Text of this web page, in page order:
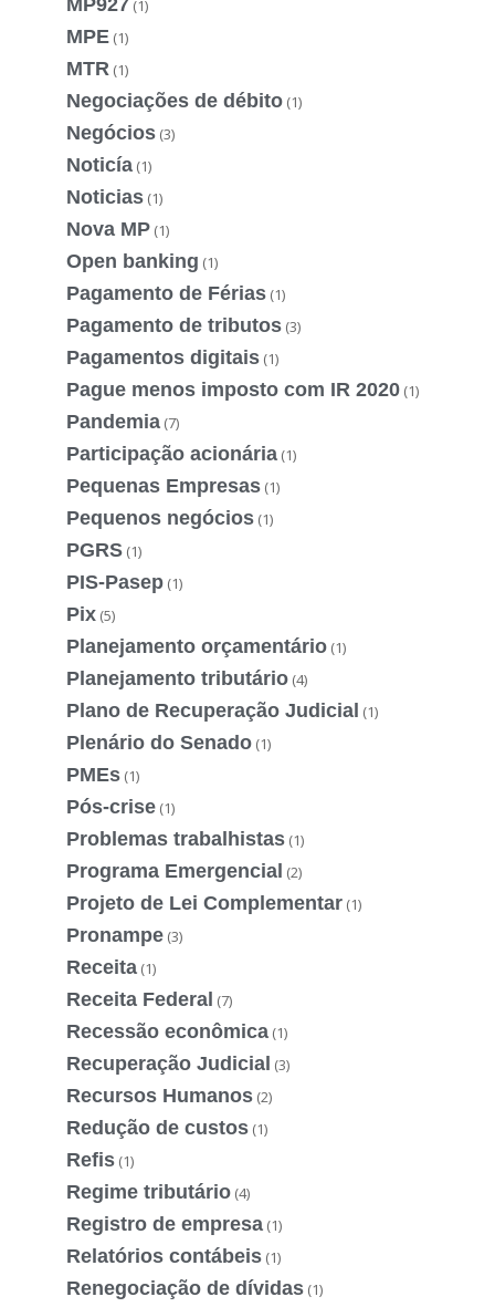
(1)
MPE (1)
MTR (1)
Negociações de débito (1)
Negócios (3)
Noticía (1)
Noticias (1)
Nova MP (1)
Open banking (1)
Pagamento de Férias (1)
Pagamento de tributos (3)
Pagamentos digitais (1)
Pague menos imposto com IR 2020 (1)
Pandemia (7)
Participação acionária (1)
Pequenas Empresas (1)
Pequenos negócios (1)
PGRS (1)
PIS-Pasep (1)
Pix (5)
Planejamento orçamentário (1)
Planejamento tributário (4)
Plano de Recuperação Judicial (1)
Plenário do Senado (1)
PMEs (1)
Pós-crise (1)
Problemas trabalhistas (1)
Programa Emergencial (2)
Projeto de Lei Complementar (1)
Pronampe (3)
Receita (1)
Receita Federal (7)
Recessão econômica (1)
Recuperação Judicial (3)
Recursos Humanos (2)
Redução de custos (1)
Refis (1)
Regime tributário (4)
Registro de empresa (1)
Relatórios contábeis (1)
Renegociação de dívidas (1)